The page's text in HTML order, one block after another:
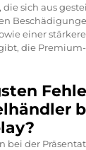
sich aus
einer
die
bei der